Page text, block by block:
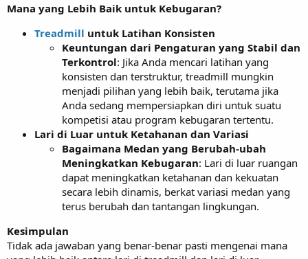
Mana yang Lebih Baik untuk Kebugaran?
Treadmill untuk Latihan Konsisten
Keuntungan dari Pengaturan yang Stabil dan
Terkontrol: Jika Anda mencari latihan yang
konsisten dan terstruktur, treadmill mungkin
menjadi pilihan yang lebih baik, terutama jika
Anda sedang mempersiapkan diri untuk suatu
kompetisi atau program kebugaran tertentu.
Lari di Luar untuk Ketahanan dan Variasi
Bagaimana Medan yang Berubah-ubah
Meningkatkan Kebugaran: Lari di luar ruangan
dapat meningkatkan ketahanan dan kekuatan
secara lebih dinamis, berkat variasi medan yang
terus berubah dan tantangan lingkungan.
Kesimpulan
Tidak ada jawaban yang benar-benar pasti mengenai mana